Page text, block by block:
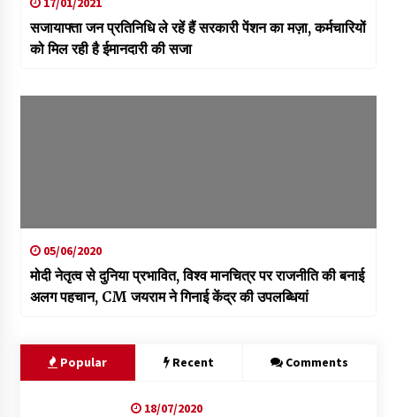
सजायाफ्ता जन प्रतिनिधि ले रहें हैं सरकारी पेंशन का मज़ा, कर्मचारियों
को मिल रही है ईमानदारी की सजा
05/06/2020
मोदी नेतृत्व से दुनिया प्रभावित, विश्व मानचित्र पर राजनीति की बनाई
अलग पहचान, CM जयराम ने गिनाई केंद्र की उपलब्धियां
Popular Recent Comments
18/07/2020